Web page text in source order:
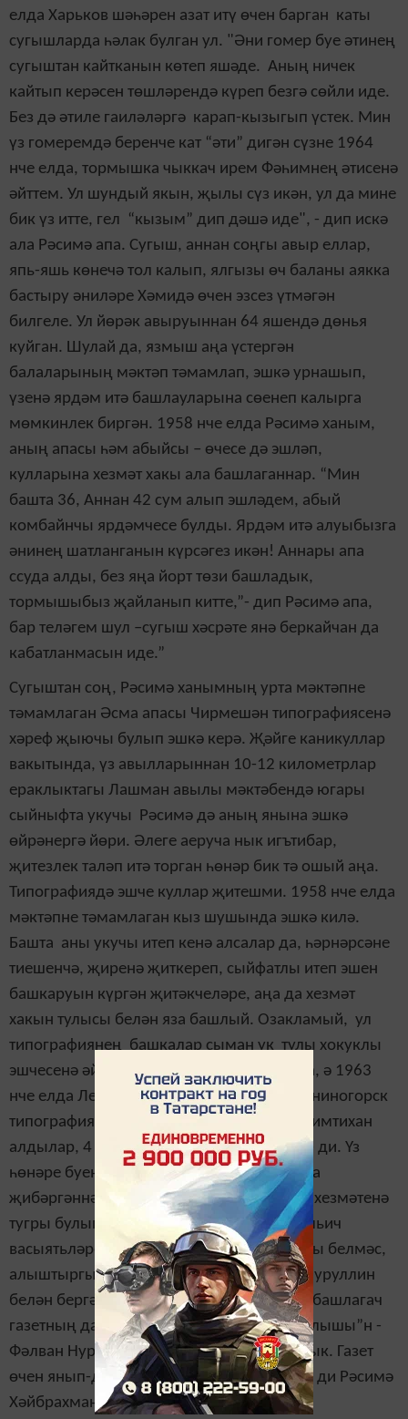
елда Харьков шәһәрен азат итү өчен барган каты
сугышларда һәлак булган ул. "Әни гомер буе әтинең
сугыштан кайтканын көтеп яшәде. Аның ничек
кайтып керәсен төшләрендә күреп безгә сөйли иде.
Без дә әтиле гаиләләргә карап-кызыгып үстек. Мин
үз гомеремдә беренче кат “әти” дигән сүзне 1964
нче елда, тормышка чыккач ирем Фәһимнең әтисенә
әйттем. Ул шундый якын, җылы сүз икән, ул да мине
бик үз итте, гел “кызым” дип дәшә иде", - дип искә
ала Рәсимә апа. Сугыш, аннан соңгы авыр еллар,
япь-яшь көнечә тол калып, ялгызы өч баланы аякка
бастыру әниләре Хәмидә өчен эзсез үтмәгән
билгеле. Ул йөрәк авыруыннан 64 яшендә дөнья
куйган. Шулай да, язмыш аңа үстергән
балаларының мәктәп тәмамлап, эшкә урнашып,
үзенә ярдәм итә башлауларына сөенеп калырга
мөмкинлек биргән. 1958 нче елда Рәсимә ханым,
аның апасы һәм абыйсы – өчесе дә эшләп,
кулларына хезмәт хакы ала башлаганнар. “Мин
башта 36, Аннан 42 сум алып эшләдем, абый
комбайнчы ярдәмчесе булды. Ярдәм итә алуыбызга
әнинең шатланганын күрсәгез икән! Аннары апа
ссуда алды, без яңа йорт төзи башладык,
тормышыбыз җайланып китте,”- дип Рәсимә апа,
бар теләгем шул –сугыш хәсрәте янә беркайчан да
кабатланмасын иде.”
Сугыштан соң, Рәсимә ханымның урта мәктәпне
тәмамлаган Әсма апасы Чирмешән типографиясенә
хәреф җыючы булып эшкә керә. Җәйге каникуллар
вакытында, үз авылларыннан 10-12 километрлар
ераклыктагы Лашман авылы мәктәбендә югары
сыйныфта укучы Рәсимә дә аның янына эшкә
өйрәнергә йөри. Әлеге аеруча нык игътибар,
җитезлек таләп итә торган һөнәр бик тә ошый аңа.
Типографиядә эшче куллар җитешми. 1958 нче елда
мәктәпне тәмамлаган кыз шушында эшкә килә.
Башта аны укучы итеп кенә алсалар да, һәрнәрсәне
тиешенчә, җиренә җиткереп, сыйфатлы итеп эшен
башкаруын күргән җитәкчеләре, аңа да хезмәт
хакын тулысы белән яза башлый. Озакламый, ул
типографиянең башкалар сыман ук тулы хокуклы
эшчесенә әйләнә. Бераздан аны Нурлатка, ә 1963
нче елда Лениногорскига күчерәләр. “Лениногорск
типографиясенә күчкәч, Казаннан килеп имтихан
алдылар, 4 нче разряд бирделәр миңа”, - ди. Үз
һөнәре буенча аны Мәскәүгә курсларга да
җибәргәннәр. Рәсимә ханым 38 ел буена хезмәтенә
тугры булып калган. Элекеге елларда “Ильич
васыятьләре” дип аталган газетның тынгы белмәс,
алыштыргысыз баш мөхәррире Фәлван Нуруллин
белән бергә эшләгән. “Заманалар үзгәрә башлагач
газетның да исеме үзгәртелде, “Заман сулышы”н -
Фәлван Нуруллин белән икәү уйлап таптык. Газет
өчен янып-дөрләп яшәгән кеше иде ул”, - ди Рәсимә
Хәйбрахманова.